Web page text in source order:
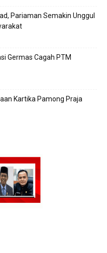
Pariaman Semakin Unggul
Germas Cagah PTM
Kartika Pamong Praja